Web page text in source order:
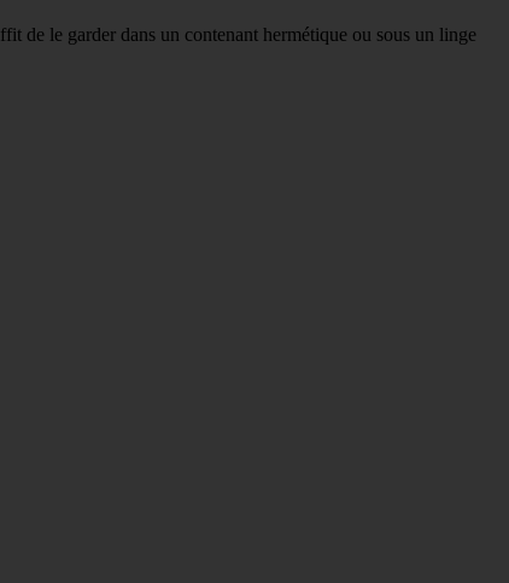
de le garder dans un contenant hermétique ou sous un linge